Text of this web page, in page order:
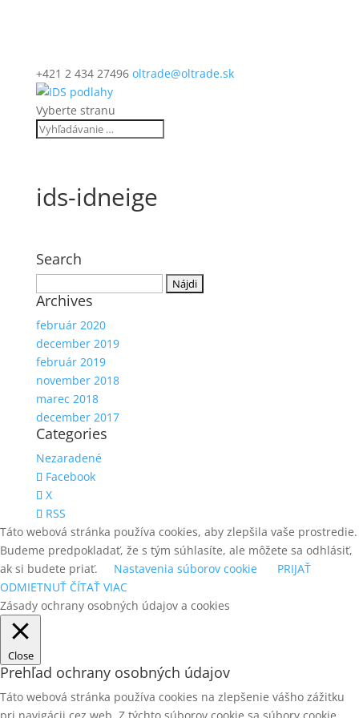
+421 2 434 27496 oltrade@oltrade.sk
Vyberte stranu
ids-idneige
Search
Archives
február 2020
december 2019
február 2019
november 2018
marec 2018
december 2017
Categories
Nezaradené
Facebook
X
RSS
Táto webová stránka používa cookies, aby zlepšila vaše prostredie.
Budeme predpokladať, že s tým súhlasíte, ale môžete sa odhlásiť,
ak si budete priať.
Nastavenia súborov cookie
PRIJAŤ
ODMIETNUŤ ČÍTAŤ VIAC
Zásady ochrany osobných údajov a cookies
Close
Prehľad ochrany osobných údajov
Táto webová stránka používa cookies na zlepšenie vášho zážitku